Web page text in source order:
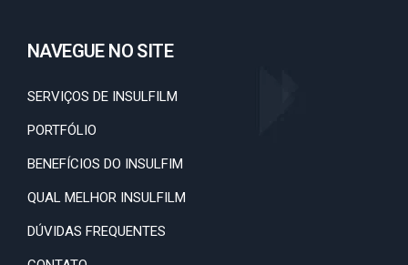
NAVEGUE NO SITE
SERVIÇOS DE INSULFILM
PORTFÓLIO
BENEFÍCIOS DO INSULFIM
QUAL MELHOR INSULFILM
DÚVIDAS FREQUENTES